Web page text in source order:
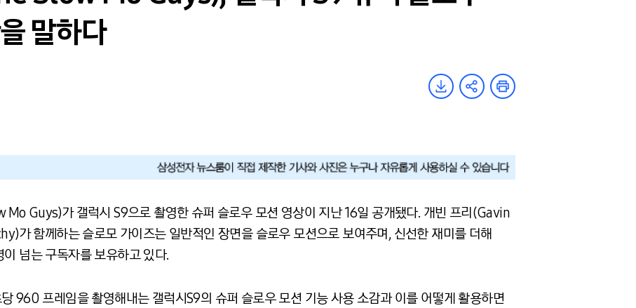
말하다
Mo Guys)가 갤럭시 S9으로 촬영한 슈퍼 슬로우 모션 영상이 지난 16일 공개됐다. 개빈 프리(Gavin
가 함께하는 슬로모 가이즈는 일반적인 장면을 슬로우 모션으로 보여주며, 신선한 재미를 더해
넘는 구독자를 보유하고 있다.
960 프레임을 촬영해내는 갤럭시S9의 슈퍼 슬로우 모션 기능 사용 소감과 이를 어떻게 활용하면